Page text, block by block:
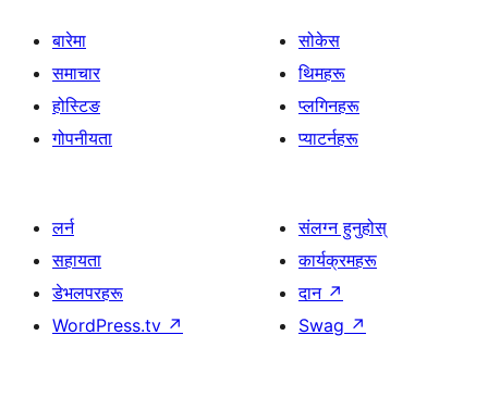
बारेमा
समाचार
होस्टिङ
गोपनीयता
सोकेस
थिमहरू
प्लगिनहरू
प्याटर्नहरू
लर्न
सहायता
डेभलपरहरू
WordPress.tv ↗
संलग्न हुनुहोस्
कार्यक्रमहरू
दान ↗
Swag ↗